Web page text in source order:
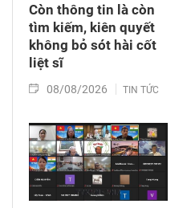
Còn thông tin là còn
tìm kiếm, kiên quyết
không bỏ sót hài cốt
liệt sĩ
08/08/2026 TIN TỨC